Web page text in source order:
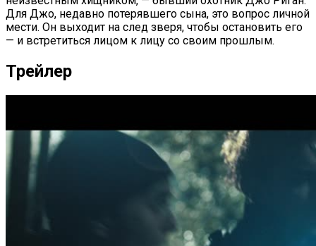
Для Джо, недавно потерявшего сына, это вопрос личной
мести. Он выходит на след зверя, чтобы остановить его
— и встретиться лицом к лицу со своим прошлым.
Трейлер